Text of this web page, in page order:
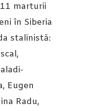
marturii
în Siberia
stalinistă:
Eugen
Radu,